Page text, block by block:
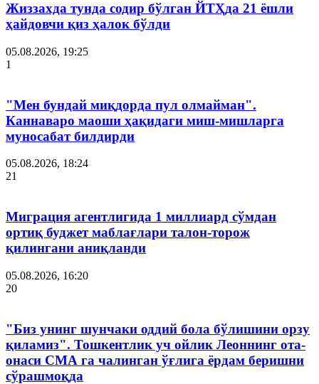
Жиззахда тунда содир бўлган ЙТҲда 21 ёшли
ҳайдовчи қиз ҳалок бўлди
05.08.2026, 19:25
1
"Мен бундай миқдорда пул олмайман".
Каннаваро маоши ҳақидаги миш-мишларга
муносабат билдирди
05.08.2026, 18:24
21
Миграция агентлигида 1 миллиард сўмдан
ортиқ буджет маблағлари талон-торож
қилингани аниқланди
05.08.2026, 16:20
20
"Биз унинг шунчаки оддий бола бўлишини орзу
қиламиз". Тошкентлик уч ойлик Леоннинг ота-
онаси СМА га чалинган ўғлига ёрдам беришни
сўрашмоқда